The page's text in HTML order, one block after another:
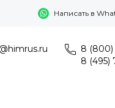
Написать в
8 (800)
8 (495)